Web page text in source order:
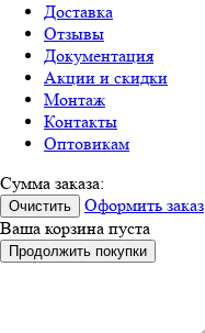
Доставка
Отзывы
Документация
Акции и скидки
Монтаж
Контакты
Оптовикам
Сумма заказа:
Очистить
Оформить заказ
Ваша корзина пуста
Продолжить покупки